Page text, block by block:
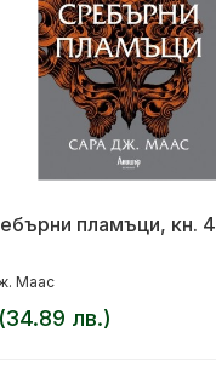
пламъци, кн. 4
Маас
лв.)